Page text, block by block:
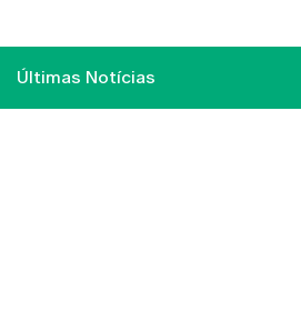
Últimas Notícias